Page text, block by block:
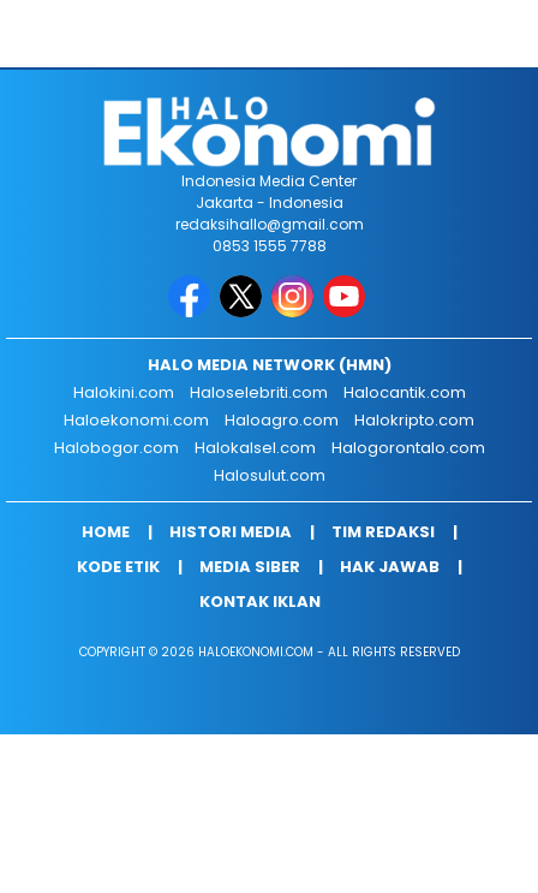
Indonesia Media Center
Jakarta - Indonesia
redaksihallo@gmail.com
0853 1555 7788
HALO MEDIA NETWORK (HMN)
Halokini.com
Haloselebriti.com
Halocantik.com
Haloekonomi.com
Haloagro.com
Halokripto.com
Halobogor.com
Halokalsel.com
Halogorontalo.com
Halosulut.com
HOME HISTORI MEDIA
TIM REDAKSI
KODE ETIK
MEDIA SIBER
HAK JAWAB
KONTAK IKLAN
COPYRIGHT © 2026 HALOEKONOMI.COM - ALL RIGHTS RESERVED